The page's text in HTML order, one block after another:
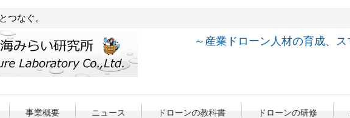
つなぐ。
～産業ドローン人材の育成、ス
事業概要 ニュース ドローンの教科書 ドローンの研修